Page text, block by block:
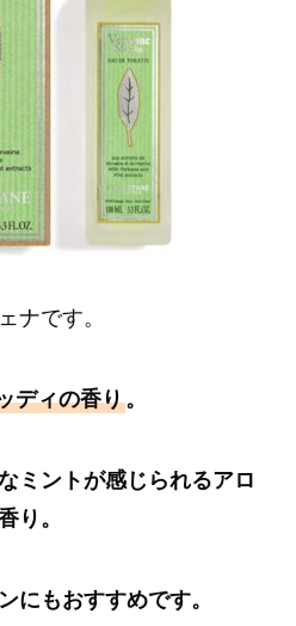
ナです。
ディの香り。
ミントが感じられるアロ
り。
にもおすすめです。